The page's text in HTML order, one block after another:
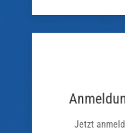
Jetzt